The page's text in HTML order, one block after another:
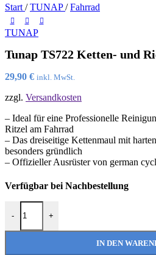
Start/ TUNAP/ Fahrrad
TUNAP
Tunap TS722 Ketten- und
29,90 € inkl. MwSt.
zzgl. Versandkosten
– Ideal für eine Professionelle
Ritzel am Fahrrad
– Das dreiseitige Kettenmaul mit
besonders gründlich
– Offizieller Ausrüster von german
Verfügbar bei Nachbestellung
-
Tunap TS722 Ketten- und
+
IN DEN